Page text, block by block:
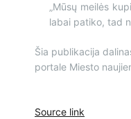
„Mūsų meilės
labai patiko, tad
Šia publikacija
portale Miesto
Source link